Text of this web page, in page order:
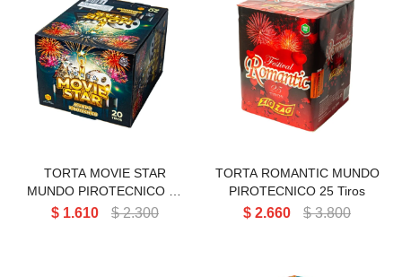
TORTA MOVIE STAR MUNDO
PIROTECNICO 20 Tiros
TORTA MOVIE STAR
MUNDO PIROTECNICO 20
Tiros
$ 1.610 $ 2.300
TORTA ROMANTIC MUNDO
PIROTECNICO 25 Tiros
TORTA ROMANTIC MUNDO
PIROTECNICO 25 Tiros
$ 2.660 $ 3.800